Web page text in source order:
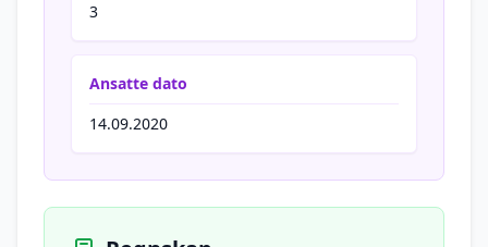
3
Ansatte dato
14.09.2020